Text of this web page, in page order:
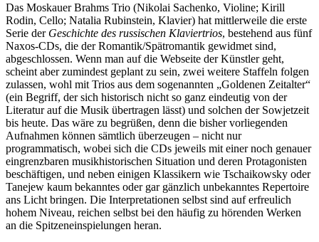
Das Moskauer Brahms Trio (Nikolai Sachenko, Violine; Kirill
Rodin, Cello; Natalia Rubinstein, Klavier) hat mittlerweile die erste
Serie der Geschichte des russischen Klaviertrios, bestehend aus fünf
Naxos-CDs, die der Romantik/Spätromantik gewidmet sind,
abgeschlossen. Wenn man auf die Webseite der Künstler geht,
scheint aber zumindest geplant zu sein, zwei weitere Staffeln folgen
zulassen, wohl mit Trios aus dem sogenannten „Goldenen Zeitalter“
(ein Begriff, der sich historisch nicht so ganz eindeutig von der
Literatur auf die Musik übertragen lässt) und solchen der Sowjetzeit
bis heute. Das wäre zu begrüßen, denn die bisher vorliegenden
Aufnahmen können sämtlich überzeugen – nicht nur
programmatisch, wobei sich die CDs jeweils mit einer noch genauer
eingrenzbaren musikhistorischen Situation und deren Protagonisten
beschäftigen, und neben einigen Klassikern wie Tschaikowsky oder
Tanejew kaum bekanntes oder gar gänzlich unbekanntes Repertoire
ans Licht bringen. Die Interpretationen selbst sind auf erfreulich
hohem Niveau, reichen selbst bei den häufig zu hörenden Werken
an die Spitzeneinspielungen heran.